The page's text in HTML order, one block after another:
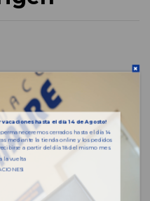
hasta el día 14 de Agosto!
cerrados hasta el día 14
mediante la tienda online y los pedidos
a partir del día 18 del mismo mes.
la vuelta